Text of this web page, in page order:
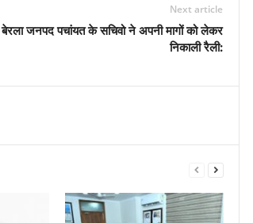
Next article
बेरला जनपद पचांयत के सचिवो ने अपनी मागों को लेकर
निकाली रैली: